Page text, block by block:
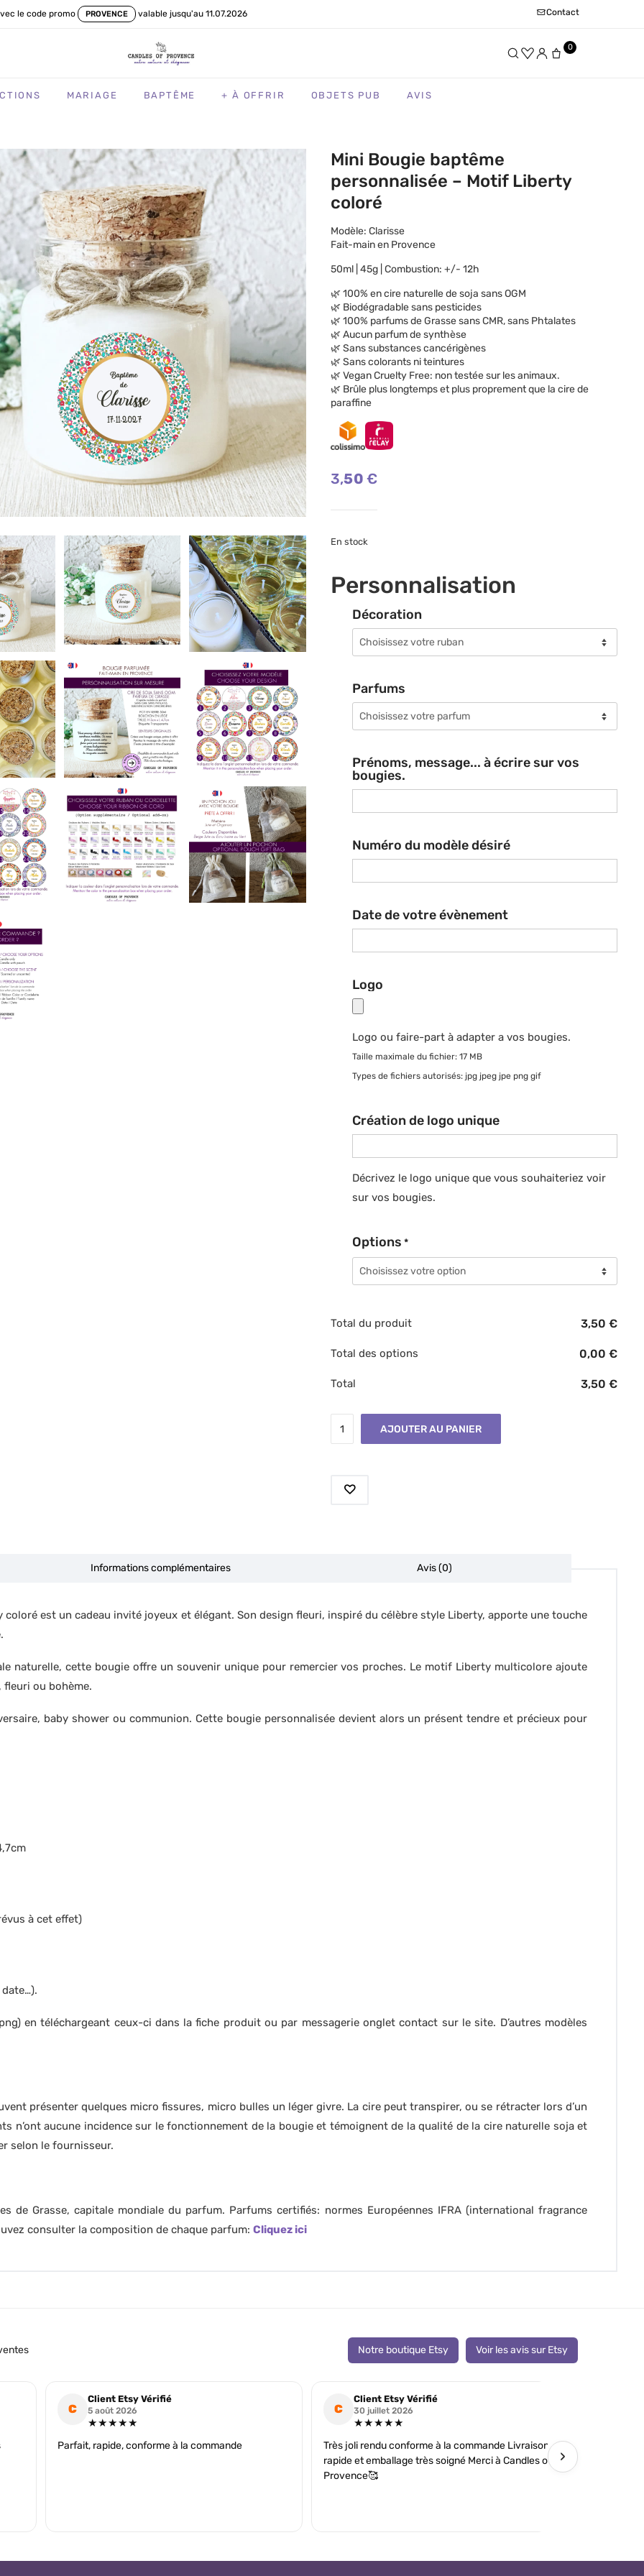
le code promo PROVENCE valable jusqu'au 11.07.2026 Contact
0
MARIAGE BAPTÊME + À OFFRIR OBJETS PUB AVIS
Mini Bougie baptême
personnalisée – Motif Liberty
coloré
Modèle: Clarisse
Fait-main en Provence
50ml | 45g | Combustion: +/- 12h
🌿 100% en cire naturelle de soja sans OGM
🌿 Biodégradable sans pesticides
🌿 100% parfums de Grasse sans CMR, sans Phtalates
🌿 Aucun parfum de synthèse
🌿 Sans substances cancérigènes
🌿 Sans colorants ni teintures
🌿 Vegan Cruelty Free: non testée sur les animaux.
🌿 Brûle plus longtemps et plus proprement que la cire de
paraffine
3,50€
En stock
Personnalisation
Décoration
Parfums
Prénoms, message... à écrire sur vos
bougies.
Numéro du modèle désiré
Date de votre évènement
Logo
Logo ou faire-part à adapter a vos bougies.
Taille maximale du fichier: 17 MB
Types de fichiers autorisés: jpg jpeg jpe png gif
Création de logo unique
Décrivez le logo unique que vous souhaiteriez voir
sur vos bougies.
Options *
Total du produit 3,50 €
Total des options 0,00 €
Total 3,50 €
AJOUTER AU PANIER
Informations complémentaires Avis (0)
est un cadeau invité joyeux et élégant. Son design fleuri, inspiré du célèbre style Liberty, apporte une touche
naturelle, cette bougie offre un souvenir unique pour remercier vos proches. Le motif Liberty multicolore ajoute
ou bohème.
baby shower ou communion. Cette bougie personnalisée devient alors un présent tendre et précieux pour
à cet effet)
en téléchargeant ceux-ci dans la fiche produit ou par messagerie onglet contact sur le site. D’autres modèles
présenter quelques micro fissures, micro bulles un léger givre. La cire peut transpirer, ou se rétracter lors d’un
n’ont aucune incidence sur le fonctionnement de la bougie et témoignent de la qualité de la cire naturelle soja et
selon le fournisseur.
de Grasse, capitale mondiale du parfum. Parfums certifiés: normes Européennes IFRA (international fragrance
consulter la composition de chaque parfum: Cliquez ici
Notre boutique Etsy Voir les avis sur Etsy
C
Client Etsy Vérifié
5 août 2026
★★★★★
Parfait, rapide, conforme à la commande
C
Client Etsy Vérifié
30 juillet 2026
★★★★★
Très joli rendu conforme à la commande Livraison
rapide et emballage très soigné Merci à Candles of
Provence🥰
›